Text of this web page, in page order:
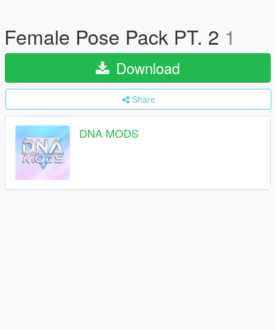
Female Pose Pack PT. 2 1
Download
Share
DNA MODS